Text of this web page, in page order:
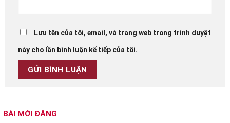
Lưu tên của tôi, email, và trang web trong trình duyệt
này cho lần bình luận kế tiếp của tôi.
BÀI MỚI ĐĂNG